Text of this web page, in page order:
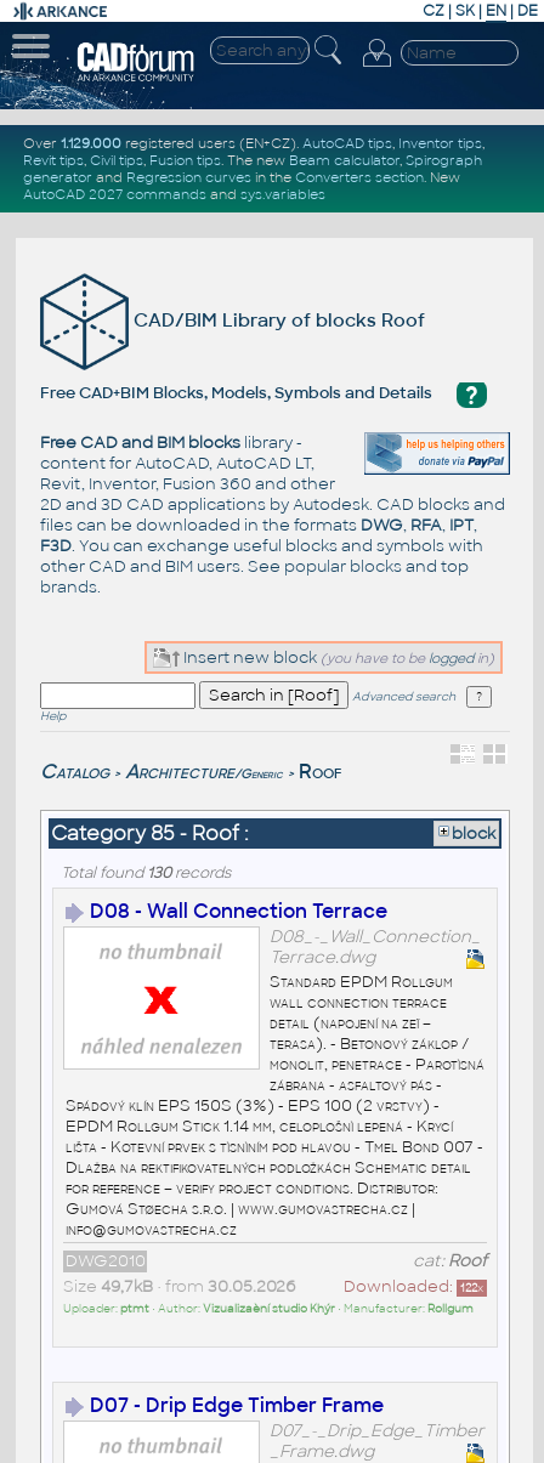
CZ | SK| EN | DE
Over 1.129.000registered users (EN+CZ). AutoCAD tips, Inventor tips,
Revit tips, Civil tips, Fusion tips. The new Beam calculator, Spirograph
generator and Regression curvesin the Converters section. New
AutoCAD 2027 commandsand sys.variables
CAD/BIM Library of blocks Roof
?
Free CAD+BIM Blocks, Models, Symbols and Details
Free CAD and BIM blockslibrary -
content for AutoCAD, AutoCAD LT,
Revit, Inventor, Fusion 360 and other
2D and 3D CAD applications by Autodesk. CAD blocks and
files can be downloaded in the formats DWG, RFA, IPT,
F3D. You can exchange useful blocks and symbols with
other CAD and BIM users. See popular blocksand top
brands.
Insert new block (you have to be loggedin)
Advanced search
Help
Catalog > Architecture/Generic > Roof
Category 85 - Roof : block
Total found130records
D08 - Wall Connection Terrace
D08_-_Wall_Connection_
Terrace.dwg
Standard EPDM Rollgum
wall connection terrace
detail (napojení na zeï –
terasa). - Betonový záklop /
monolit, penetrace - Parotìsná
zábrana - asfaltový pás -
Spádový klín EPS 150S (3%) - EPS 100 (2 vrstvy) -
EPDM Rollgum Stick 1.14 mm, celoplošnì lepená - Krycí
lišta - Kotevní prvek s tìsnìním pod hlavou - Tmel Bond 007 -
Dlažba na rektifikovatelných podložkách Schematic detail
for reference – verify project conditions. Distributor:
Gumová Støecha s.r.o. | www.gumovastrecha.cz |
info@gumovastrecha.cz
cat:Roof
DWG2010
Downloaded: 122x
Size 49,7kB• from 30.05.2026
Uploader:ptmt• Author:Vizualizaèní studio Khýr• Manufacturer: Rollgum
D07 - Drip Edge Timber Frame
D07_-_Drip_Edge_Timber
_Frame.dwg